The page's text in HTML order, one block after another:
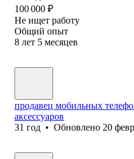
100 000 ₽
Не ищет работу
Общий опыт
8 лет 5 месяцев
продавец мобильных
аксессуаров
31 год • Обновлено 20